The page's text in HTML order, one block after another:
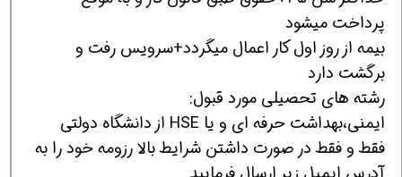
پرداخت میشود
بیمه از روز اول کار اعمال میگردد+سرویس رفت و
برگشت دارد
رشته های تحصیلی مورد قبول:
ایمنی،بهداشت حرفه ای و یا HSE از دانشگاه دولتی
فقط و فقط در صورت داشتن شرایط بالا رزومه خود را به